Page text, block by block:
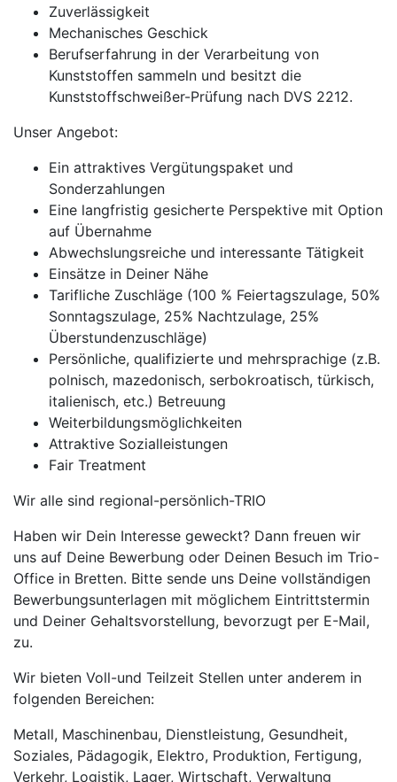
Zuverlässigkeit
Mechanisches Geschick
Berufserfahrung in der Verarbeitung von
Kunststoffen sammeln und besitzt die
Kunststoffschweißer-Prüfung nach DVS 2212.
Unser Angebot:
Ein attraktives Vergütungspaket und
Sonderzahlungen
Eine langfristig gesicherte Perspektive mit Option
auf Übernahme
Abwechslungsreiche und interessante Tätigkeit
Einsätze in Deiner Nähe
Tarifliche Zuschläge (100 % Feiertagszulage, 50%
Sonntagszulage, 25% Nachtzulage, 25%
Überstundenzuschläge)
Persönliche, qualifizierte und mehrsprachige (z.B.
polnisch, mazedonisch, serbokroatisch, türkisch,
italienisch, etc.) Betreuung
Weiterbildungsmöglichkeiten
Attraktive Sozialleistungen
Fair Treatment
Wir alle sind regional-persönlich-TRIO
Haben wir Dein Interesse geweckt? Dann freuen wir
uns auf Deine Bewerbung oder Deinen Besuch im Trio-
Office in Bretten. Bitte sende uns Deine vollständigen
Bewerbungsunterlagen mit möglichem Eintrittstermin
und Deiner Gehaltsvorstellung, bevorzugt per E-Mail,
zu.
Wir bieten Voll-und Teilzeit Stellen unter anderem in
folgenden Bereichen:
Metall, Maschinenbau, Dienstleistung, Gesundheit,
Soziales, Pädagogik, Elektro, Produktion, Fertigung,
Verkehr, Logistik, Lager, Wirtschaft, Verwaltung